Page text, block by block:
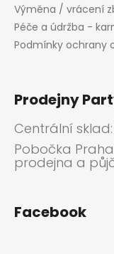
Výměna / vrácení
Péče a údržba -
Podmínky ochrany
Prodejny
Centrální sklad:
Pobočka
prodejna a
Facebook